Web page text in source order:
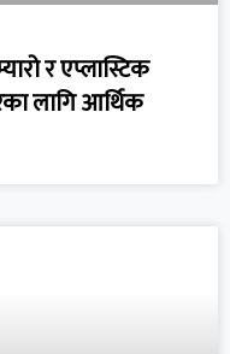
र एप्लास्टिक
लागि आर्थिक